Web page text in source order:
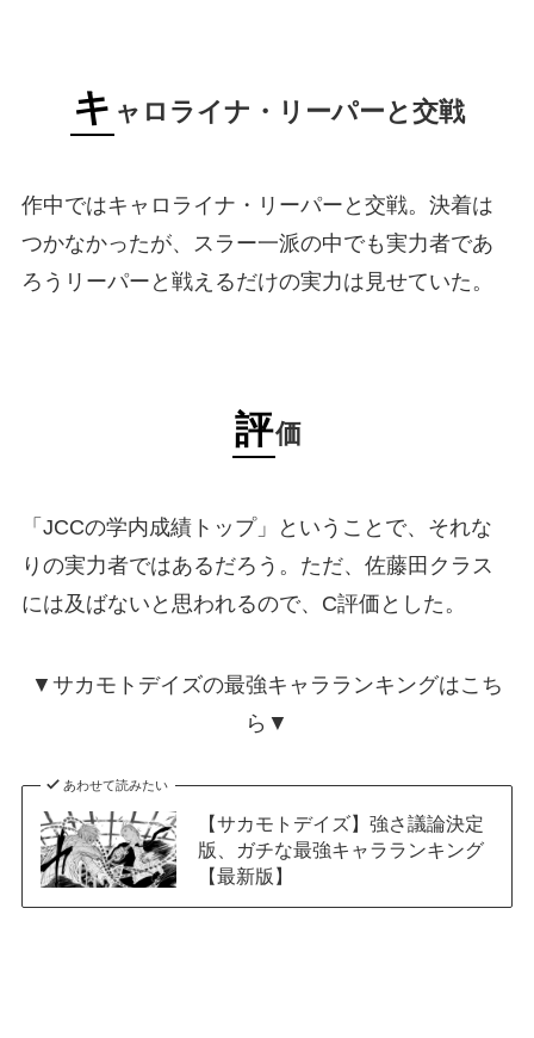
キ ャロライナ・リーパーと交戦
作中ではキャロライナ・リーパーと交戦。決着は
つかなかったが、スラー一派の中でも実力者であ
ろうリーパーと戦えるだけの実力は見せていた。
評価
「JCCの学内成績トップ」ということで、それな
りの実力者ではあるだろう。ただ、佐藤田クラス
には及ばないと思われるので、C評価とした。
▼サカモトデイズの最強キャラランキングはこち
ら▼
あわせて読みたい
【サカモトデイズ】強さ議論決定
版、ガチな最強キャラランキング
【最新版】